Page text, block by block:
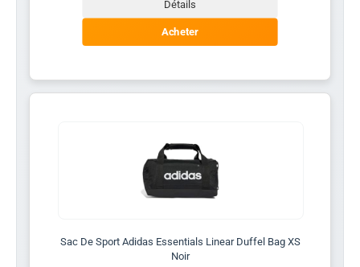
Détails
Acheter
Sac De Sport Adidas Essentials Linear Duffel Bag XS
Noir